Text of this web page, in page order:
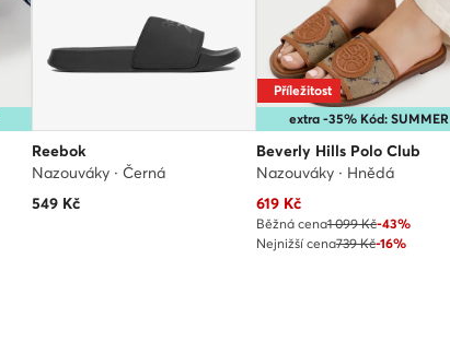
Reebok
Nazouváky · Černá
549Kč
extra -35% Kód: SUMMER
Příležitost
Beverly Hills Polo Club
Nazouváky · Hnědá
Aktuální cena
619Kč
Běžná cena1 099 Kč-43%
Nejnižší cena739 Kč-16%